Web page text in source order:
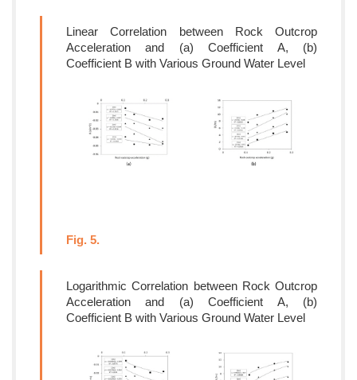
Fig. 5.
Linear Correlation between Rock Outcrop
Acceleration and (a) Coefficient A, (b)
Coefficient B with Various Ground Water Level
Logarithmic Correlation between Rock Outcrop
Acceleration and (a) Coefficient A, (b)
Coefficient B with Various Ground Water Level